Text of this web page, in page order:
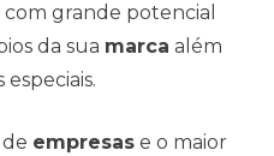
grande potencial
da sua marca além
empresas e o maior